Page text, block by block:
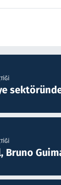
Bruno